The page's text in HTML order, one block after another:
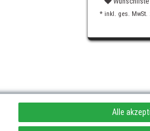
* inkl. ges. MwSt.
Alle